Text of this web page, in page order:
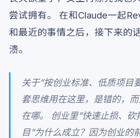
尝试拥有。 在和Claude一起
和最近的事情之后，接下来的
溃。
关于”按创业标准、低质项
套思维用在这里，是错的，
在哪。 创业里”快速止损、
目”为什么成立？因为创业的